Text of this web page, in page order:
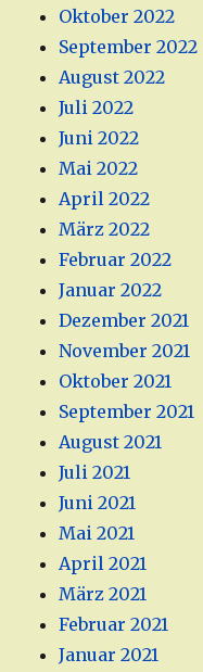
Oktober 2022
September 2022
August 2022
Juli 2022
Juni 2022
Mai 2022
April 2022
März 2022
Februar 2022
Januar 2022
Dezember 2021
November 2021
Oktober 2021
September 2021
August 2021
Juli 2021
Juni 2021
Mai 2021
April 2021
März 2021
Februar 2021
Januar 2021